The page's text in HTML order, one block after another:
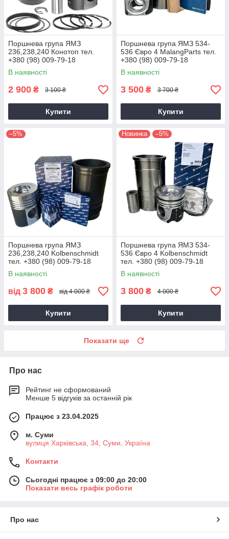
Поршнева група ЯМЗ
236,238,240 Конотоп тел.
+380 (98) 009-79-18
В наявності
2 900 ₴ 3 100 ₴
Купити
Поршнева група ЯМЗ 534-
536 Євро 4 MalangParts тел.
+380 (98) 009-79-18
В наявності
3 500 ₴ 3 700 ₴
Купити
–5%
Поршнева група ЯМЗ
236,238,240 Kolbenschmidt
тел. +380 (98) 009-79-18
В наявності
від 3 800 ₴ від 4 000 ₴
Купити
Новинка –5%
Поршнева група ЯМЗ 534-
536 Євро 4 Kolbenschmidt
тел. +380 (98) 009-79-18
В наявності
3 800 ₴ 4 000 ₴
Купити
Показати ще
Про нас
Рейтинг не сформований
Менше 5 відгуків за останній рік
Працює з 23.04.2025
м. Суми
вулиця Харківська, 34, Суми, Україна
Контакти
Сьогодні працює з 09:00 до 20:00
Показати весь графік роботи
Про нас